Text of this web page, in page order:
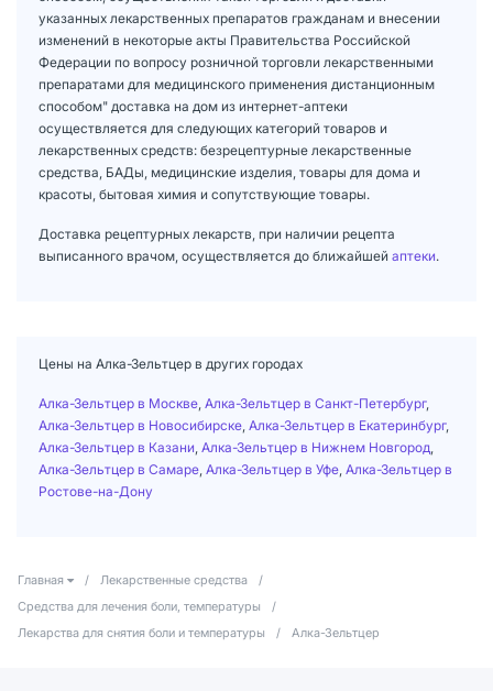
указанных лекарственных препаратов гражданам и внесении
изменений в некоторые акты Правительства Российской
Федерации по вопросу розничной торговли лекарственными
препаратами для медицинского применения дистанционным
способом" доставка на дом из интернет-аптеки
осуществляется для следующих категорий товаров и
лекарственных средств: безрецептурные лекарственные
средства, БАДы, медицинские изделия, товары для дома и
красоты, бытовая химия и сопутствующие товары.
Доставка рецептурных лекарств, при наличии рецепта
выписанного врачом, осуществляется до ближайшей аптеки.
Цены на Алка-Зельтцер в других городах
Алка-Зельтцер в Москве Алка-Зельтцер в Санкт-Петербург,
Алка-Зельтцер в Новосибирске Алка-Зельтцер в Екатеринбург,
Алка-Зельтцер в Казани Алка-Зельтцер в Нижнем Новгород
Алка-Зельтцер в Самаре Алка-Зельтцер в Уфе Алка-Зельтцер в
Ростове-на-Дону
Главная / Лекарственные средства
/
Средства для лечения боли, температуры
/
Лекарства для снятия боли и температуры
/ Алка-Зельтцер